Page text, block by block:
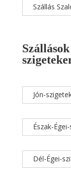
Szállás
Jón-
Észak-
Dél-Égei-